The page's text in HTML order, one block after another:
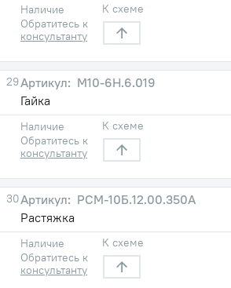
Наличие
Обратитесь к
консультанту
К схеме
29
М10-6Н.6.019
Гайка
Наличие
Обратитесь к
консультанту
К схеме
30
РСМ-10Б.12.00.350А
Растяжка
Наличие
Обратитесь к
консультанту
К схеме